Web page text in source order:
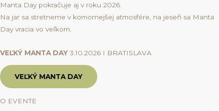
Manta Day pokračuje aj v roku 2026.
Na jar sa stretneme v komornejšej atmosfére, na jeseň sa Manta
Day vracia vo veľkom.
VEĽKÝ MANTA DAY 3.10.2026 I BRATISLAVA
VEĽKÝ MANTA DAY
O EVENTE